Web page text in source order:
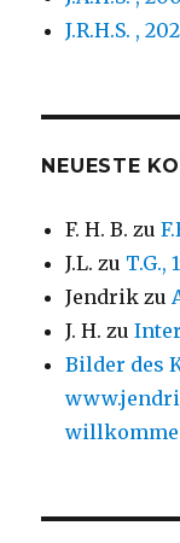
J.R.H.S. ,
NEUESTE
F. H. B. zu
J.L. zu T.G.,
Jendrik zu
J. H. zu
Bilder des